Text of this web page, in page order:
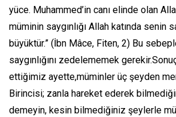
yüce. Muhammed’in canı elinde olan
müminin saygınlığı Allah katında senin
büyüktür.” (İbn Mâce, Fiten, 2) Bu
saygınlığını zedelememek
ettiğimiz ayette,müminler üç şeyden
Birincisi; zanla hareket ederek
demeyin, kesin bilmediğiniz şeylerle